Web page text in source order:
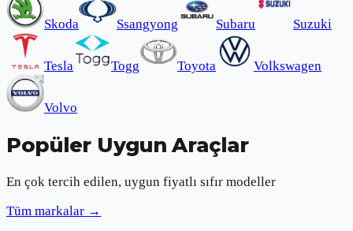
Skoda Ssangyong Subaru Suzuki
Tesla Togg Toyota Volkswagen
Volvo
Popüler Uygun Araçlar
En çok tercih edilen, uygun fiyatlı sıfır modeller
Tüm markalar →